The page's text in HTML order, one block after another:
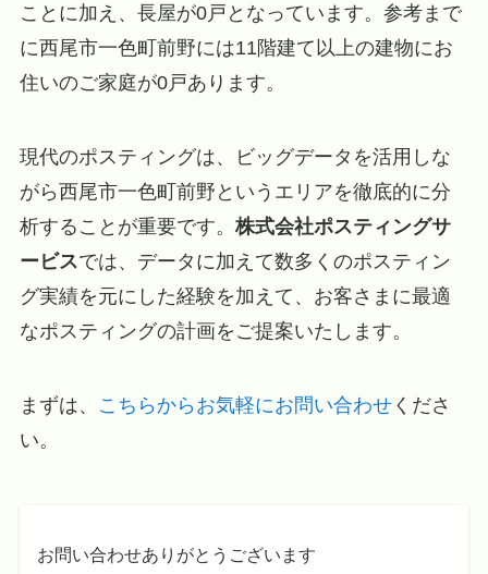
ことに加え、長屋が0戸となっています。参考まで
に西尾市一色町前野には11階建て以上の建物にお
住いのご家庭が0戸あります。
現代のポスティングは、ビッグデータを活用しな
がら西尾市一色町前野というエリアを徹底的に分
析することが重要です。 株式会社ポスティングサ
ービスでは、データに加えて数多くのポスティン
グ実績を元にした経験を加えて、お客さまに最適
なポスティングの計画をご提案いたします。
まずは、 こちらからお気軽にお問い合わせくださ
い。
お問い合わせありがとうございます